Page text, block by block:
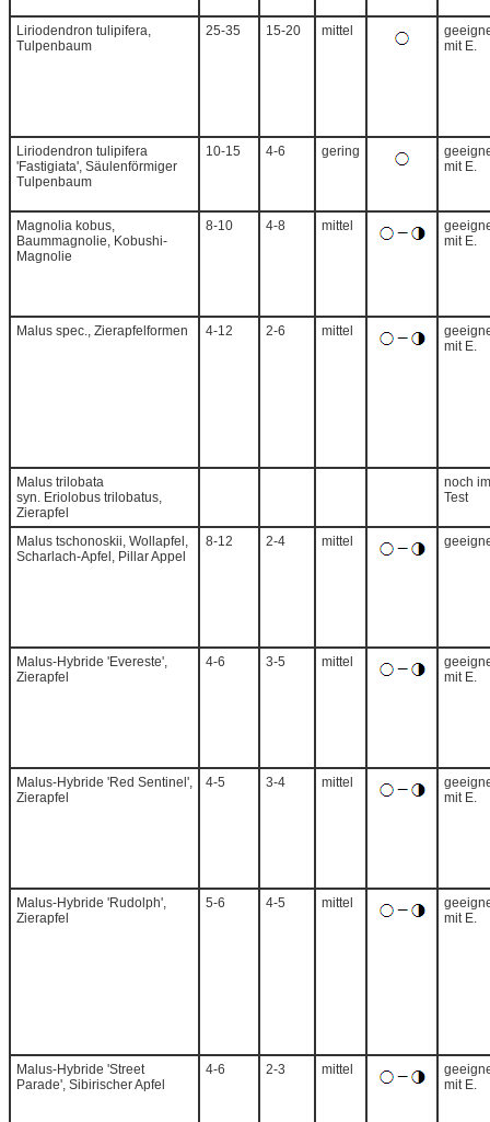
Liriodendron tulipifera,
Tulpenbaum
25-35 15-20 mittel
mit E.
Liriodendron tulipifera
'Fastigiata', Säulenförmiger
Tulpenbaum
10-15 4-6 gering
mit E.
Magnolia kobus,
Baummagnolie, Kobushi-
Magnolie
8-10 4-8 mittel
mit E.
Malus spec., Zierapfelformen 4-12 2-6 mittel
mit E.
Malus trilobata
syn. Eriolobus trilobatus,
Zierapfel
noch im
Test
Malus tschonoskii, Wollapfel,
Scharlach-Apfel, Pillar Appel
8-12 2-4 mittel
Malus-Hybride 'Evereste',
Zierapfel
4-6 3-5 mittel
mit E.
Malus-Hybride 'Red Sentinel',
Zierapfel
4-5 3-4 mittel
mit E.
Malus-Hybride 'Rudolph',
Zierapfel
5-6 4-5 mittel
mit E.
Malus-Hybride 'Street
Parade', Sibirischer Apfel
4-6 2-3 mittel
mit E.